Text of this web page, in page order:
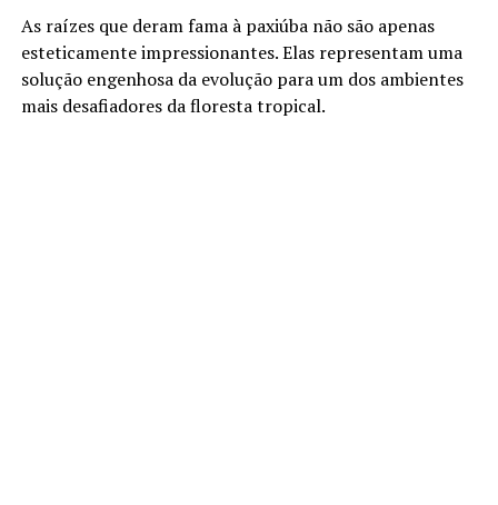
As raízes que deram fama à paxiúba não são apenas
esteticamente impressionantes. Elas representam uma
solução engenhosa da evolução para um dos ambientes
mais desafiadores da floresta tropical.